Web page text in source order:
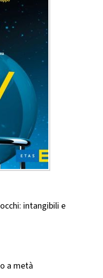
intangibili e
a metà